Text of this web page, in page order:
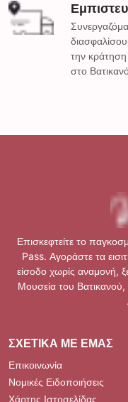
την κράτηση
στο
Επισκεφτείτε το
Pass. Αγοράστε τα
είσοδο χωρίς αναμονή,
Μουσεία του Βατικανού,
ΣΧΕΤΙΚΆ ΜΕ ΕΜΆΣ
Επικοινωνία
Νομικές Ειδοποιήσεις
Χάρτης Ιστοσελίδας